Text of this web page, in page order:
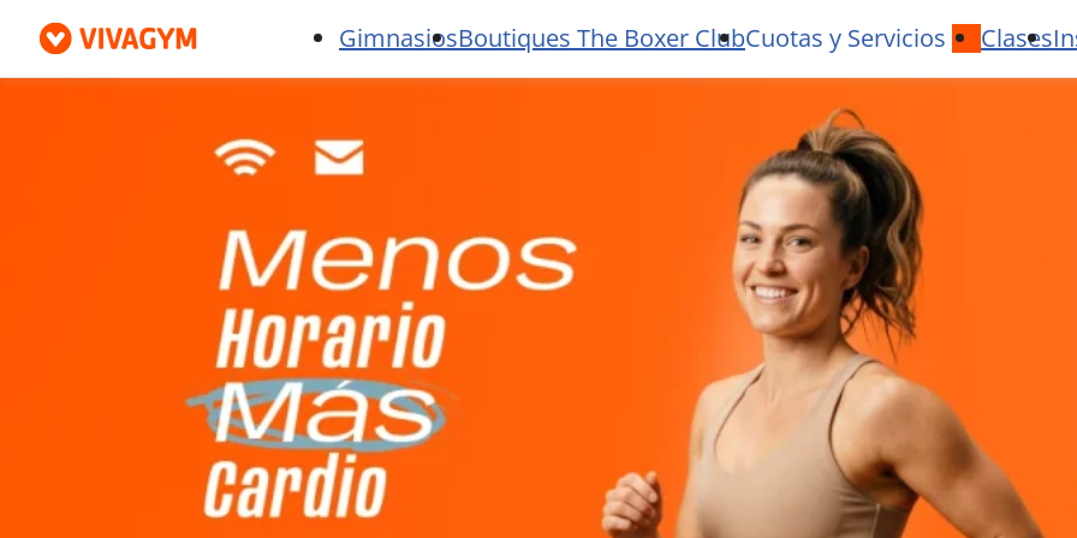
GimnasiosBoutiques The Boxer ClubCuotas y Servicios Clases